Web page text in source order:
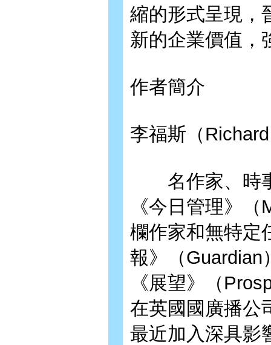
縮的形式呈現，
新的企業價值，
作者簡介
李福斯（
名作家、時事
《今日管理》
欄作家和無特定
報》（Guardian
《展望》（
在英國國廣播公
最近加入深具影